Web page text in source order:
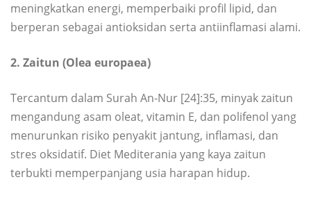
meningkatkan energi, memperbaiki profil lipid, dan
berperan sebagai antioksidan serta antiinflamasi alami.
2. Zaitun (Olea europaea)
Tercantum dalam Surah An-Nur [24]:35, minyak zaitun
mengandung asam oleat, vitamin E, dan polifenol yang
menurunkan risiko penyakit jantung, inflamasi, dan
stres oksidatif. Diet Mediterania yang kaya zaitun
terbukti memperpanjang usia harapan hidup.